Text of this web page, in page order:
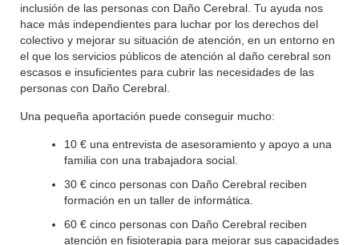
inclusión de las personas con Daño Cerebral. Tu ayuda nos
hace más independientes para luchar por los derechos del
colectivo y mejorar su situación de atención, en un entorno en
el que los servicios públicos de atención al daño cerebral son
escasos e insuficientes para cubrir las necesidades de las
personas con Daño Cerebral.
Una pequeña aportación puede conseguir mucho:
10 € una entrevista de asesoramiento y apoyo a una
familia con una trabajadora social.
30 € cinco personas con Daño Cerebral reciben
formación en un taller de informática.
60 € cinco personas con Daño Cerebral reciben
atención en fisioterapia para mejorar sus capacidades